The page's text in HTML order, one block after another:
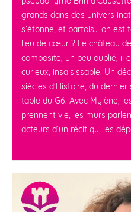
grands dans des univers
s’étonne, et parfois… on est
lieu de cœur ? Le château
composite, un peu oublié, il
curieux, insaisissable. Un
siècles d’Histoire, du
table du G6. Avec Mylène,
prennent vie, les murs
acteurs d’un récit qui les